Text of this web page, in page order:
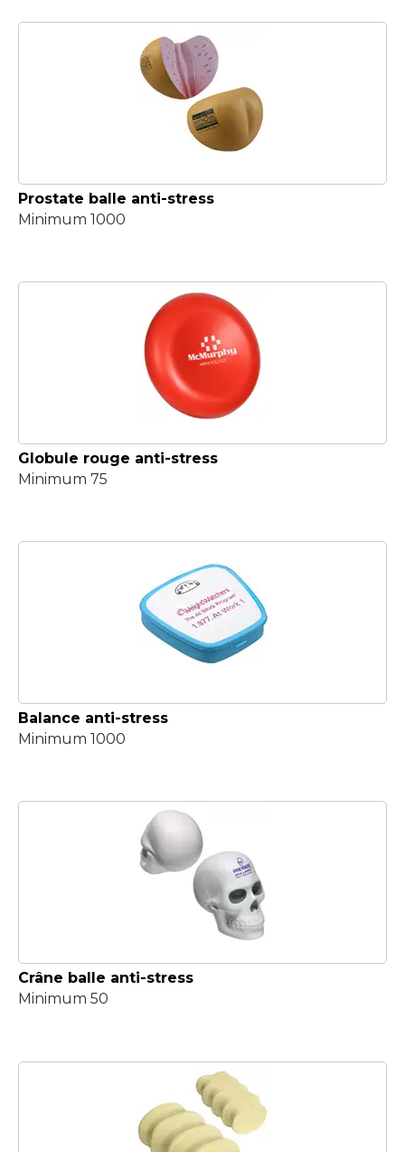
Prostate balle anti-stress
Minimum 1000
Globule rouge anti-stress
Minimum 75
Balance anti-stress
Minimum 1000
Crâne balle anti-stress
Minimum 50